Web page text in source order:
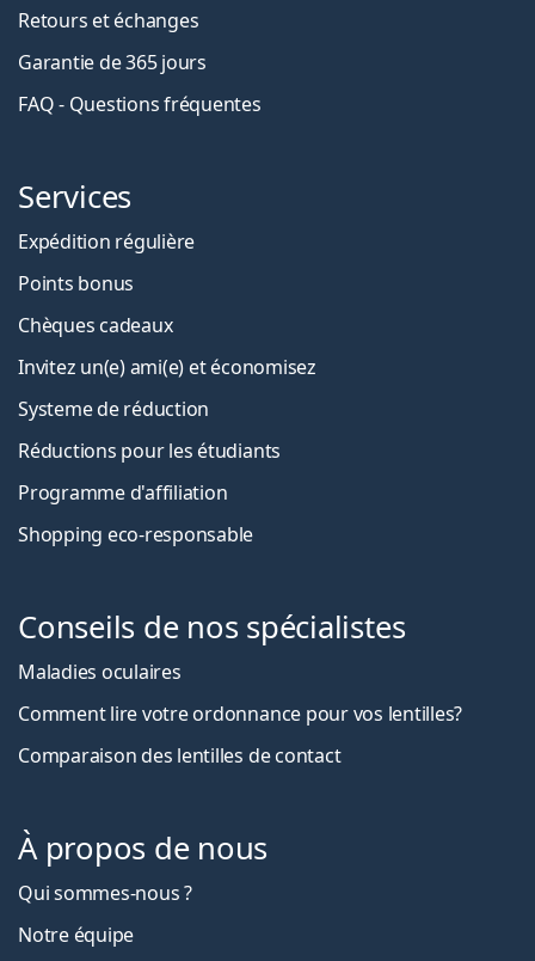
Retours et échanges
Garantie de 365 jours
FAQ - Questions fréquentes
Services
Expédition régulière
Points bonus
Chèques cadeaux
Invitez un(e) ami(e) et économisez
Systeme de réduction
Réductions pour les étudiants
Programme d'affiliation
Shopping eco-responsable
Conseils de nos spécialistes
Maladies oculaires
Comment lire votre ordonnance pour vos lentilles?
Comparaison des lentilles de contact
À propos de nous
Qui sommes-nous ?
Notre équipe